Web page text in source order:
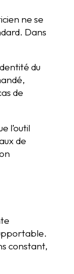
ne se
Dans
du
de
l’outil
de
constant,